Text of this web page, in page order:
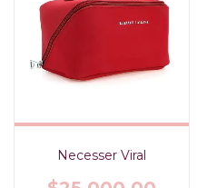
Necesser Viral